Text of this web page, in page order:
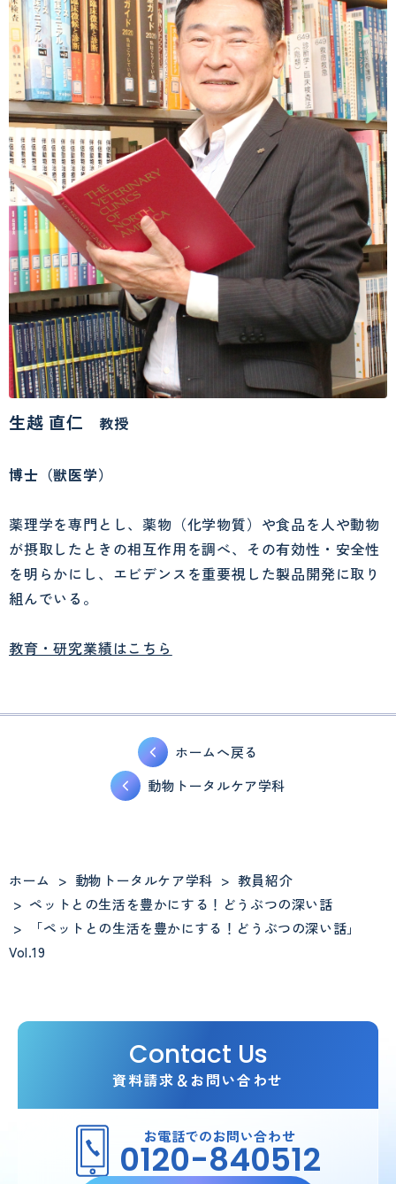
生越 直仁 教授
博士（獣医学）
薬理学を専門とし、薬物（化学物質）や食品を人や動物
が摂取したときの相互作用を調べ、その有効性・安全性
を明らかにし、エビデンスを重要視した製品開発に取り
組んでいる。
教育・研究業績はこちら
動物トータルケア学科
ホームへ戻る
ホーム > 動物トータルケア学科 > 教員紹介
> ペットとの生活を豊かにする！どうぶつの深い話
>
「ペットとの生活を豊かにする！どうぶつの深い話」
Vol.19
Contact Us
資料請求＆お問い合わせ
お電話でのお問い合わせ
0120-840512